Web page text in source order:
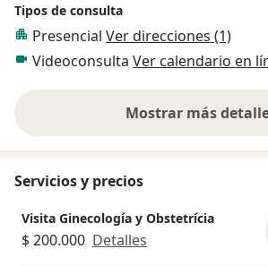
Tipos de consulta
Presencial Ver direcciones (1)
Videoconsulta Ver calendario en
Mostrar mássobre la
Servicios y precios
Visita Ginecología y Obstetrícia
$ 200.000 Detalles